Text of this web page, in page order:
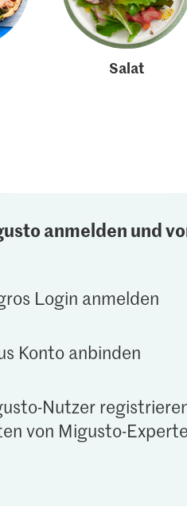
Salat
anmelden und
Login anmelden
Konto anbinden
Nutzer
von Migusto-